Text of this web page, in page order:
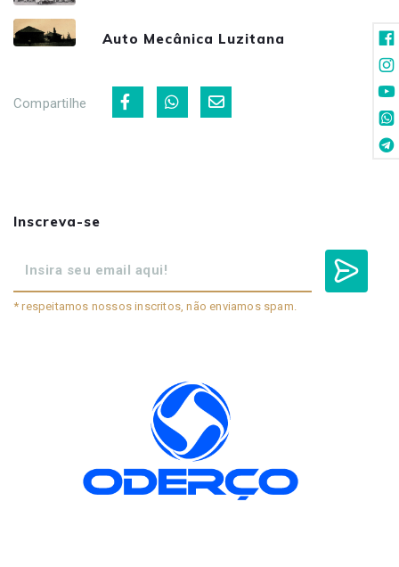
Auto Mecânica Luzitana
Compartilhe
Inscreva-se
* respeitamos nossos inscritos, não enviamos spam.